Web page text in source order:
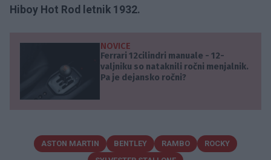
Hiboy Hot Rod letnik 1932.
NOVICE
Ferrari 12cilindri manuale - 12-
valjniku so nataknili ročni menjalnik.
Pa je dejansko ročni?
ASTON MARTIN BENTLEY RAMBO
ROCKY